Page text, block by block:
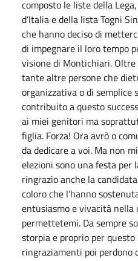
composto le liste della
d’Italia e della lista Togni
che hanno deciso di
di impegnare il loro tempo
visione di Montichiari.
tante altre persone che
organizzativa o di semplice
contribuito a questo
ai miei genitori ma
figlia. Forza! Ora avrò o
da dedicare a voi. Ma non
elezioni sono una festa per
ringrazio anche la
coloro che l’hanno
entusiasmo e vivacità nella
permettetemi. Da sempre
storpia e proprio per
ringraziamenti poi perdono